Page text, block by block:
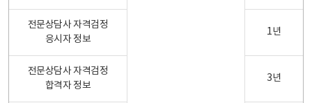
전문상담사 자격검정
응시자 정보
1년
전문상담사 자격검정
합격자 정보
3년